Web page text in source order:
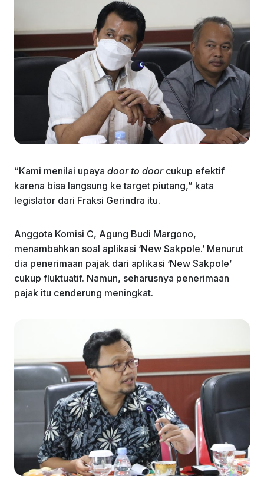
“Kami menilai upaya door to door cukup efektif
karena bisa langsung ke target piutang,” kata
legislator dari Fraksi Gerindra itu.
Anggota Komisi C, Agung Budi Margono,
menambahkan soal aplikasi ‘New Sakpole.’ Menurut
dia penerimaan pajak dari aplikasi ‘New Sakpole’
cukup fluktuatif. Namun, seharusnya penerimaan
pajak itu cenderung meningkat.